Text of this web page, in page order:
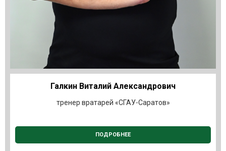
Галкин Виталий Александрович
тренер вратарей «СГАУ-Саратов»
ПОДРОБНЕЕ